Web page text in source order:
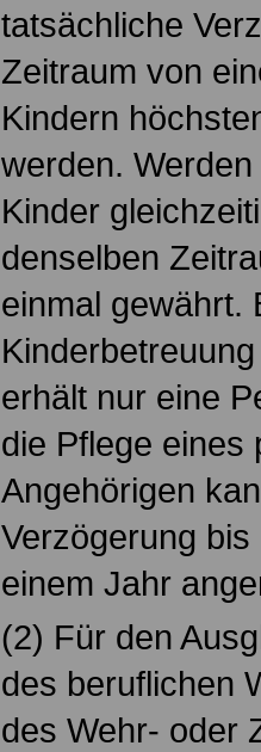
tatsächliche
Zeitraum von
Kindern
werden.
Kinder
denselben
einmal gewährt.
erhält nur eine
die Pflege eines
Angehörigen
Verzögerung
einem Jahr
(2) Für den
des beruflichen
des Wehr- oder